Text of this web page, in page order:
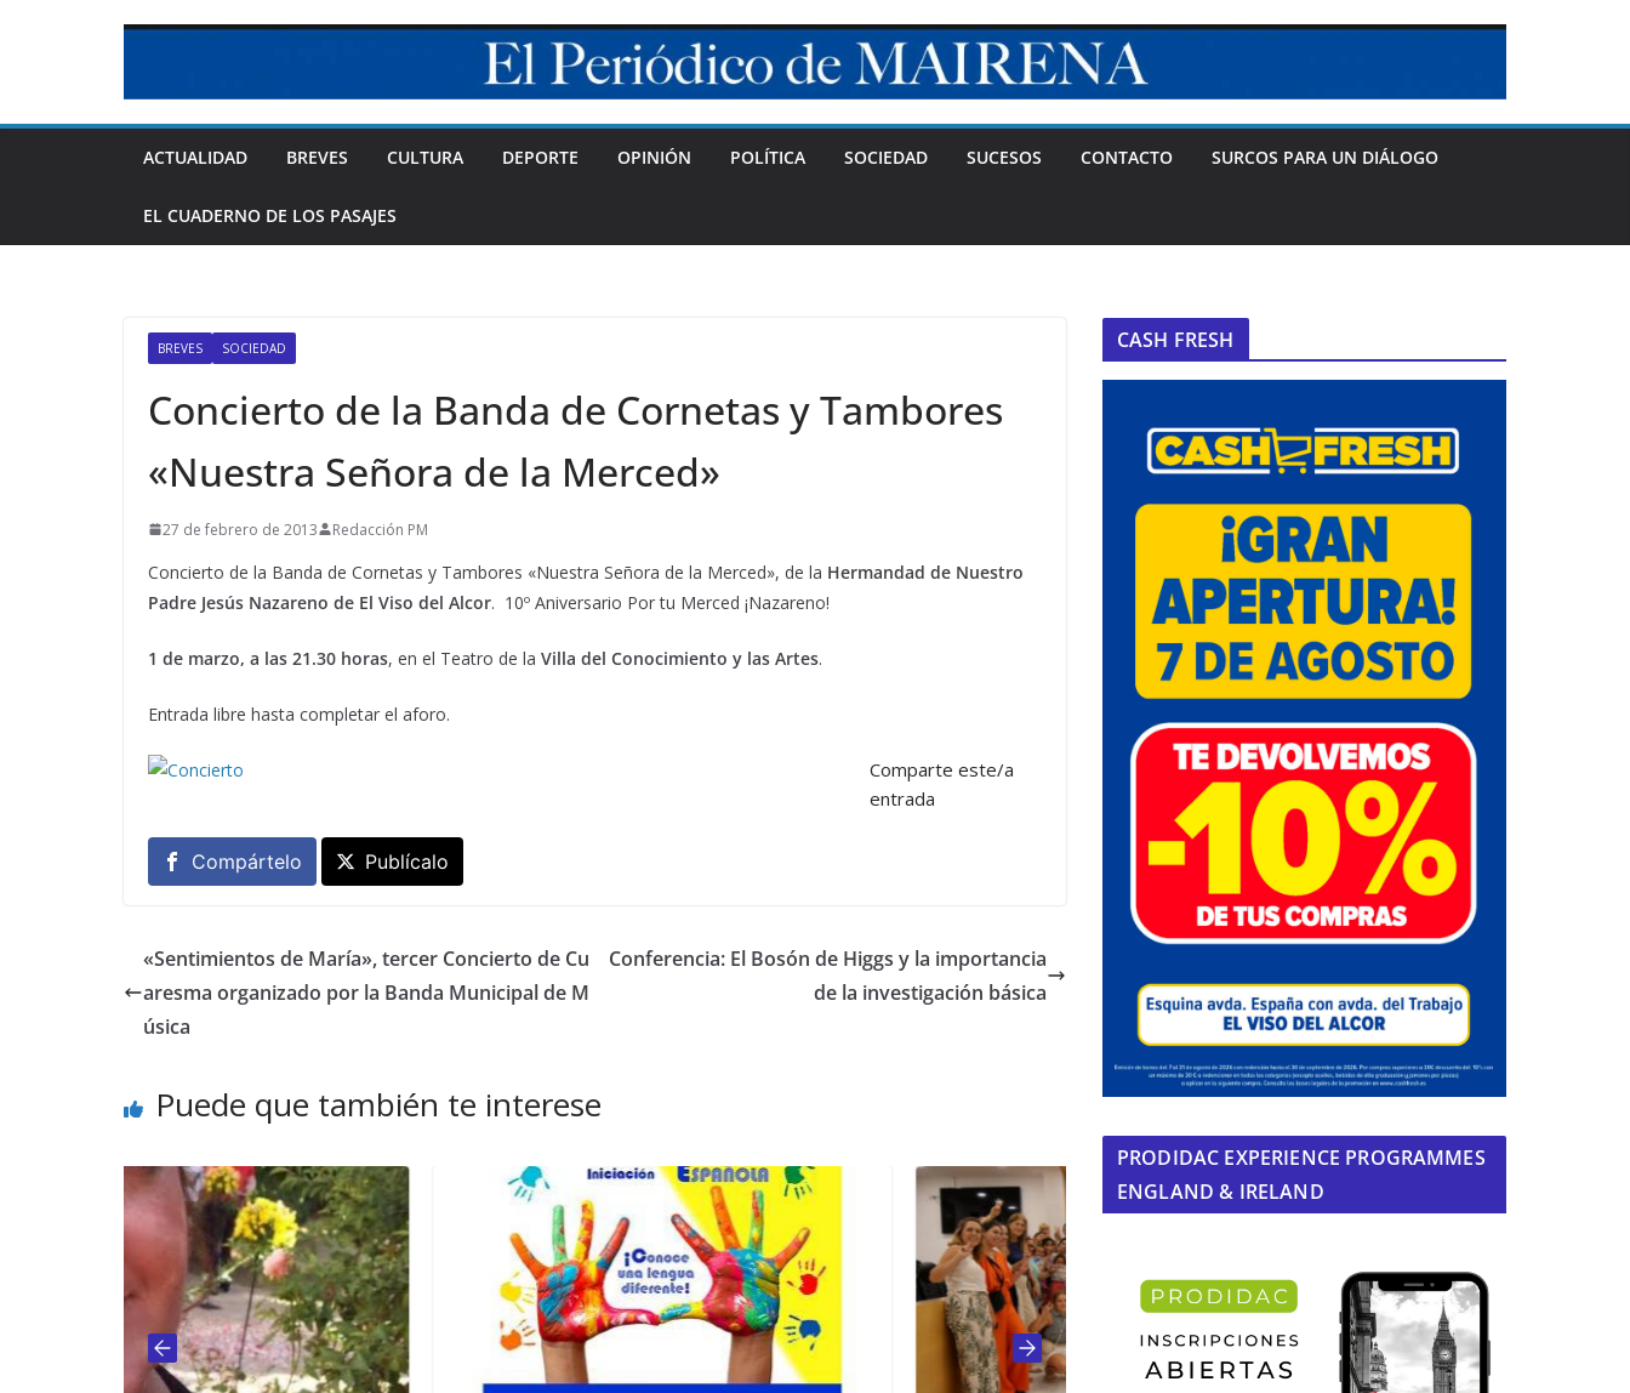
ACTUALIDAD BREVES CULTURA DEPORTE OPINIÓN POLÍTICA SOCIEDAD SUCESOS CONTACTO SURCOS PARA UN DIÁLOGO
EL CUADERNO DE LOS PASAJES
BREVES SOCIEDAD
Concierto de la Banda de Cornetas y Tambores
«Nuestra Señora de la Merced»
27 de febrero de 2013 Redacción PM
Concierto de la Banda de Cornetas y Tambores «Nuestra Señora de la Merced», de la Hermandad de Nuestro
Padre Jesús Nazareno de El Viso del Alcor. 10º Aniversario Por tu Merced ¡Nazareno!
1 de marzo, a las 21.30 horas, en el Teatro de la Villa del Conocimiento y las Artes.
Entrada libre hasta completar el aforo.
Comparte este/a
entrada
Compártelo Publícalo
«Sentimientos de María», tercer Concierto de Cu
aresma organizado por la Banda Municipal de M
úsica
Conferencia: El Bosón de Higgs y la importancia
de la investigación básica
Puede que también te interese
CASH FRESH
PRODIDAC EXPERIENCE PROGRAMMES
ENGLAND & IRELAND